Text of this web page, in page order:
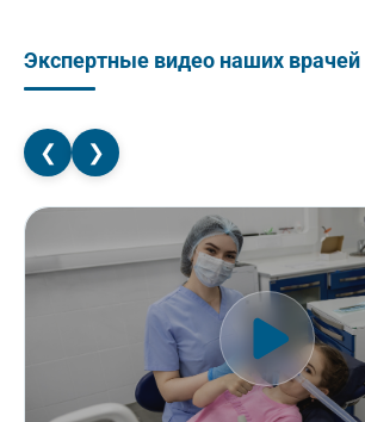
Экспертные видео наших врачей
❮ ❯